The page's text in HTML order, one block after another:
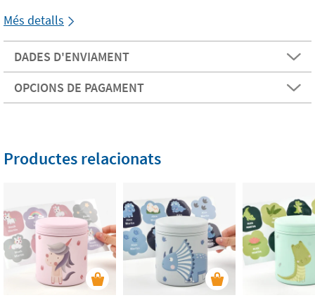
Més detalls
DADES D'ENVIAMENT
OPCIONS DE PAGAMENT
Productes relacionats